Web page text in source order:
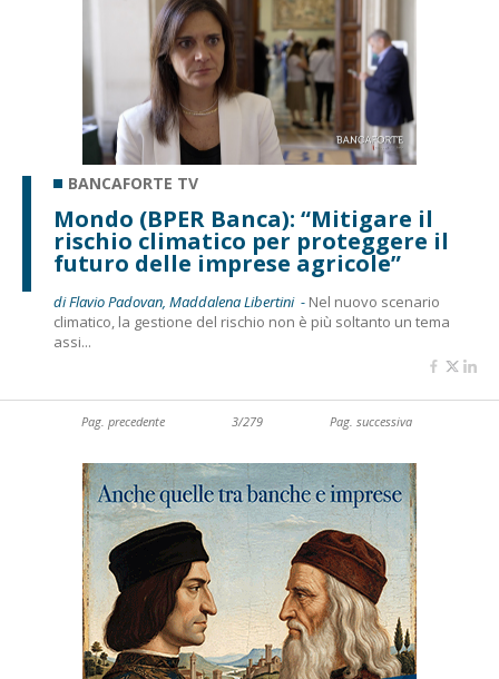
BANCAFORTE TV
Mondo (BPER Banca): “Mitigare il
rischio climatico per proteggere il
futuro delle imprese agricole”
di Flavio Padovan, Maddalena Libertini - Nel nuovo scenario
climatico, la gestione del rischio non è più soltanto un tema
assi...
Pag. precedente 3/279 Pag. successiva